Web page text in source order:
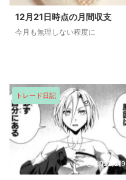
12月21日時点の月間収支
今月も無理しない程度に
トレード日記
2022/2/9